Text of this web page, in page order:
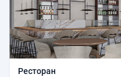
Ресторан